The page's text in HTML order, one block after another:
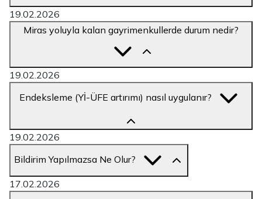
19.02.2026
Miras yoluyla kalan gayrimenkullerde durum nedir?
19.02.2026
Endeksleme (Yİ-ÜFE artırımı) nasıl uygulanır?
19.02.2026
Bildirim Yapılmazsa Ne Olur?
17.02.2026